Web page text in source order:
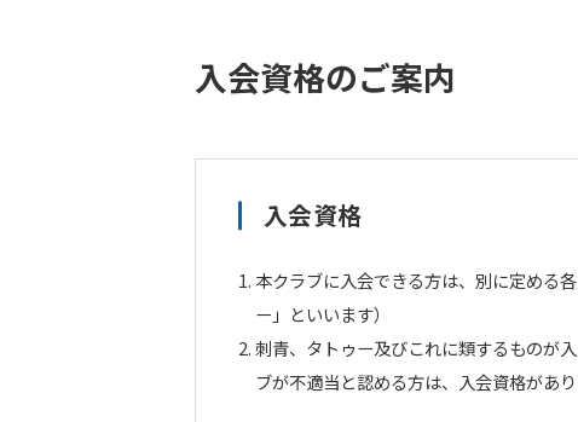
入会資格のご案内
入会資格
本クラブに入会できる方は、別に定める
ー」といいます）
刺青、タトゥー及びこれに類するものが
ブが不適当と認める方は、入会資格があ